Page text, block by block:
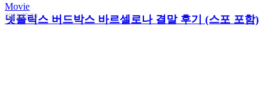
Movie
넷플릭스 버드박스 바르셀로나 결말 후기 (스포 포함)
2023.07.20